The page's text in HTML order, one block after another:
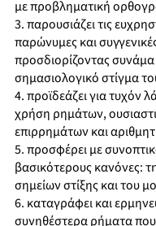
με προβληματική
3. παρουσιάζει τις
παρώνυμες και
προσδιορίζοντας συνάμα
σημασιολογικό στίγμα
4. προϊδεάζει για τυχόν
χρήση ρημάτων,
επιρρημάτων και
5. προσφέρει με
βασικότερους κανόνες:
σημείων στίξης και του
6. καταγράφει και
συνηθέστερα ρήματα που